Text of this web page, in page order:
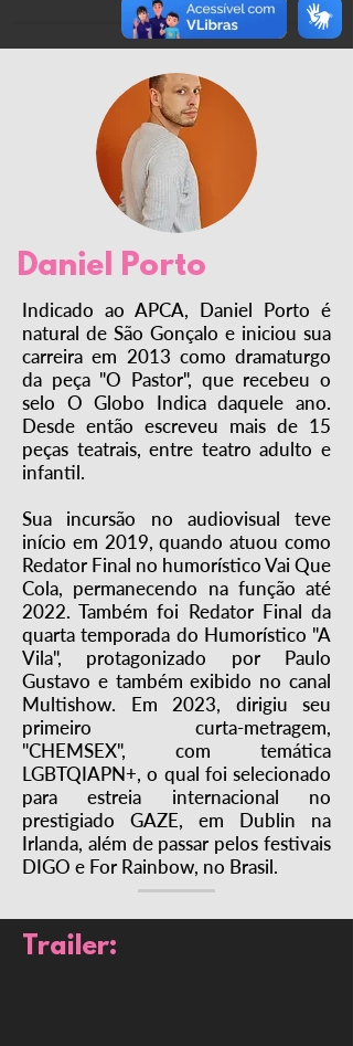
Daniel Porto
Indicado ao APCA, Daniel Porto é
natural de São Gonçalo e iniciou sua
carreira em 2013 como dramaturgo
da peça "O Pastor", que recebeu o
selo O Globo Indica daquele ano.
Desde então escreveu mais de 15
peças teatrais, entre teatro adulto e
infantil.
Sua incursão no audiovisual teve
início em 2019, quando atuou como
Redator Final no humorístico Vai Que
Cola, permanecendo na função até
2022. Também foi Redator Final da
quarta temporada do Humorístico "A
Vila", protagonizado por Paulo
Gustavo e também exibido no canal
Multishow. Em 2023, dirigiu seu
primeiro curta-metragem,
"CHEMSEX", com temática
LGBTQIAPN+, o qual foi selecionado
para estreia internacional no
prestigiado GAZE, em Dublin na
Irlanda, além de passar pelos festivais
DIGO e For Rainbow, no Brasil.
Trailer: